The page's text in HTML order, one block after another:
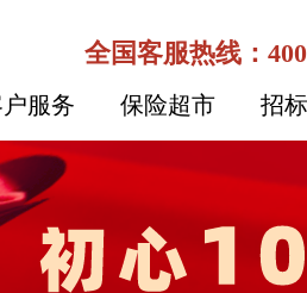
全国客服热线：
服务 保险超市 招